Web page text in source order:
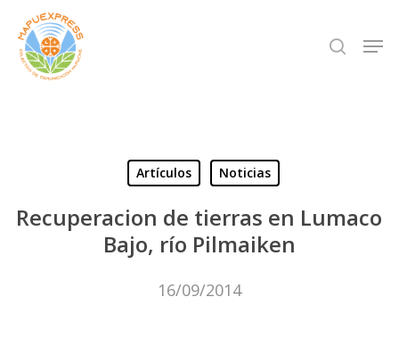
Skip
main
search
Artículos Noticias
Recuperacion de tierras en Lumaco
Bajo, río Pilmaiken
16/09/2014
Close